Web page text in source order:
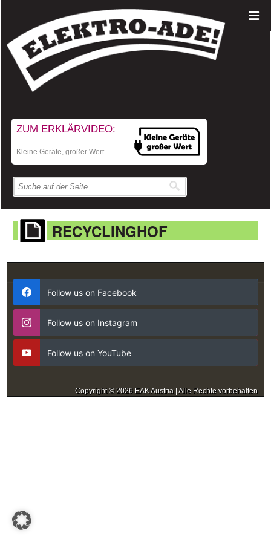
ZUM ERKLÄRVIDEO:
Kleine Geräte, großer Wert
RECYCLINGHOF
Follow us on Facebook
Follow us on Instagram
Follow us on YouTube
Copyright © 2026 EAK Austria | Alle Rechte vorbehalten